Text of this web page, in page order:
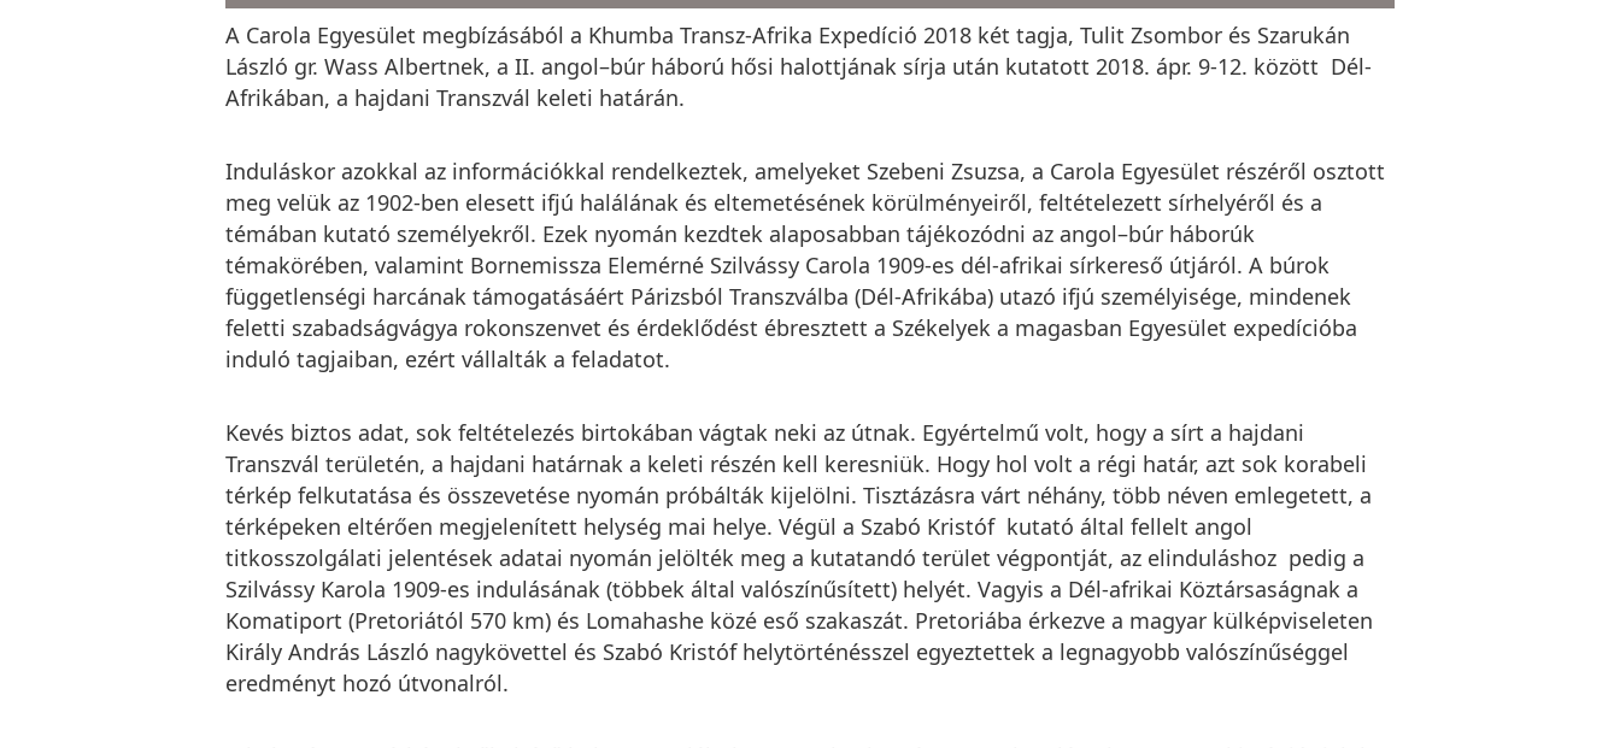
A Carola Egyesület megbízásából a Khumba Transz-Afrika Expedíció 2018 két tagja, Tulit Zsombor és Szarukán
László gr. Wass Albertnek, a II. angol–búr háború hősi halottjának sírja után kutatott 2018. ápr. 9-12. között Dél-
Afrikában, a hajdani Transzvál keleti határán.
Induláskor azokkal az információkkal rendelkeztek, amelyeket Szebeni Zsuzsa, a Carola Egyesület részéről osztott
meg velük az 1902-ben elesett ifjú halálának és eltemetésének körülményeiről, feltételezett sírhelyéről és a
témában kutató személyekről. Ezek nyomán kezdtek alaposabban tájékozódni az angol–búr háborúk
témakörében, valamint Bornemissza Elemérné Szilvássy Carola 1909-es dél-afrikai sírkereső útjáról. A búrok
függetlenségi harcának támogatásáért Párizsból Transzválba (Dél-Afrikába) utazó ifjú személyisége, mindenek
feletti szabadságvágya rokonszenvet és érdeklődést ébresztett a Székelyek a magasban Egyesület expedícióba
induló tagjaiban, ezért vállalták a feladatot.
Kevés biztos adat, sok feltételezés birtokában vágtak neki az útnak. Egyértelmű volt, hogy a sírt a hajdani
Transzvál területén, a hajdani határnak a keleti részén kell keresniük. Hogy hol volt a régi határ, azt sok korabeli
térkép felkutatása és összevetése nyomán próbálták kijelölni. Tisztázásra várt néhány, több néven emlegetett, a
térképeken eltérően megjelenített helység mai helye. Végül a Szabó Kristóf kutató által fellelt angol
titkosszolgálati jelentések adatai nyomán jelölték meg a kutatandó terület végpontját, az elinduláshoz pedig a
Szilvássy Karola 1909-es indulásának (többek által valószínűsített) helyét. Vagyis a Dél-afrikai Köztársaságnak a
Komatiport (Pretoriától 570 km) és Lomahashe közé eső szakaszát. Pretoriába érkezve a magyar külképviseleten
Király András László nagykövettel és Szabó Kristóf helytörténésszel egyeztettek a legnagyobb valószínűséggel
eredményt hozó útvonalról.